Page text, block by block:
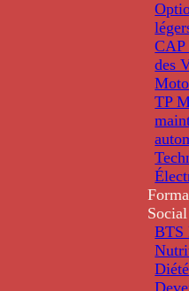
CAP
des
TP
Social
BTS